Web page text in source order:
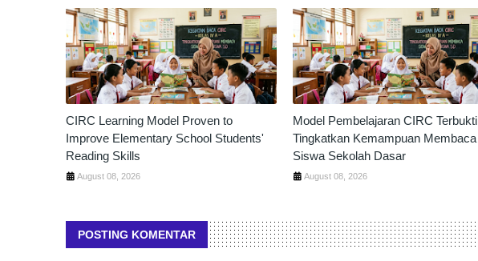
CIRC Learning Model Proven to
Improve Elementary School Students'
Reading Skills
August 08, 2026
Model Pembelajaran CIRC Terbukti
Tingkatkan Kemampuan Membaca
Siswa Sekolah Dasar
August 08, 2026
POSTING KOMENTAR